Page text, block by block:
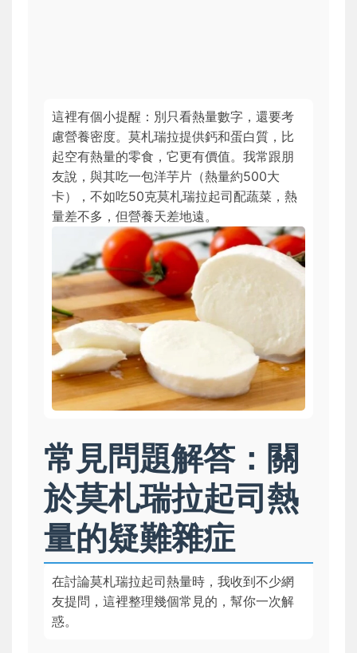
這裡有個小提醒：別只看熱量數字，還要考
慮營養密度。莫札瑞拉提供鈣和蛋白質，比
起空有熱量的零食，它更有價值。我常跟朋
友說，與其吃一包洋芋片（熱量約500大
卡），不如吃50克莫札瑞拉起司配蔬菜，熱
量差不多，但營養天差地遠。
常見問題解答：關
於莫札瑞拉起司熱
量的疑難雜症
在討論莫札瑞拉起司熱量時，我收到不少網
友提問，這裡整理幾個常見的，幫你一次解
惑。